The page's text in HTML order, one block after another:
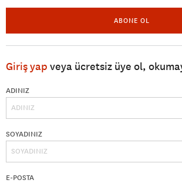
ABONE OL
Giriş yap veya ücretsiz üye ol,
ADINIZ
SOYADINIZ
E-POSTA